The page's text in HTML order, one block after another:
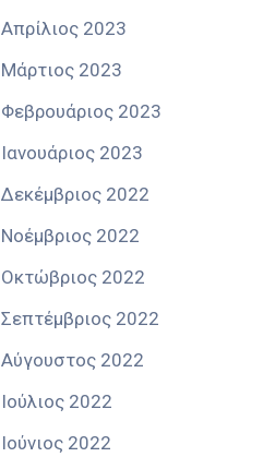
Απρίλιος 2023
Μάρτιος 2023
Φεβρουάριος 2023
Ιανουάριος 2023
Δεκέμβριος 2022
Νοέμβριος 2022
Οκτώβριος 2022
Σεπτέμβριος 2022
Αύγουστος 2022
Ιούλιος 2022
Ιούνιος 2022